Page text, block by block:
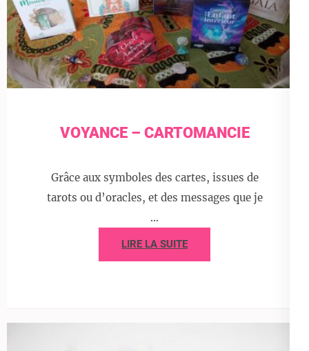
VOYANCE – CARTOMANCIE
Grâce aux symboles des cartes, issues de
tarots ou d’oracles, et des messages que je
…
LIRE LA SUITE